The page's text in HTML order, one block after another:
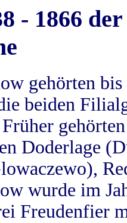
- 1866
gehörten
beiden
Doderlage
wurde im
Freudenfier